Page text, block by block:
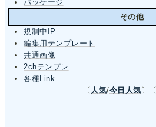
パッケージ
その他
規制中IP
編集用テンプレート
共通画像
2chテンプレ
各種Link
〔 人気/今日人気 〕〔